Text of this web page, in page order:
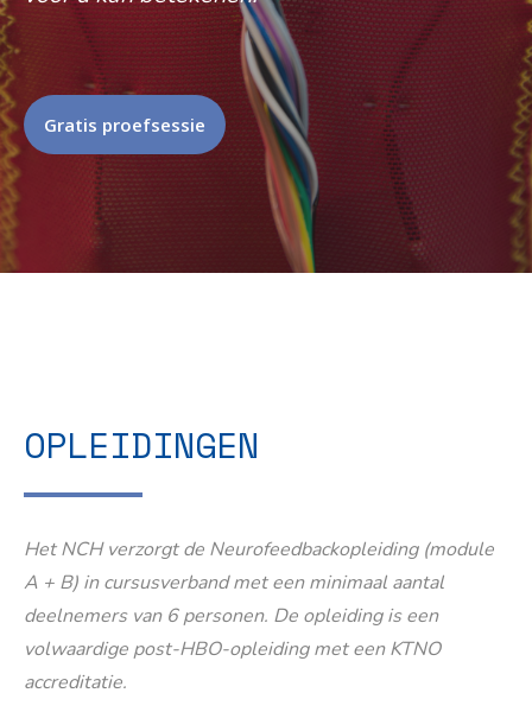
Gratis proefsessie
OPLEIDINGEN
Het NCH verzorgt de Neurofeedbackopleiding (module
A + B) in cursusverband met een minimaal aantal
deelnemers van 6 personen. De opleiding is een
volwaardige post-HBO-opleiding met een KTNO
accreditatie.